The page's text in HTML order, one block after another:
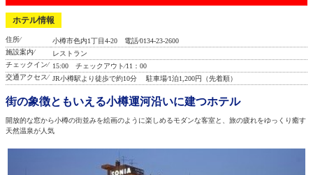
ホテル情報
住所⁄
小樽市色内1丁目4-20 電話⁄0134-23-2600
施設案内⁄
レストラン
チェックイン⁄ 15:00 チェックアウト⁄11：00
交通アクセス⁄ JR小樽駅より徒歩で約10分 駐車場⁄1泊1,200円（先着順）
街の象徴ともいえる小樽運河沿いに建つホテル
開放的な窓から小樽の街並みを絵画のように楽しめるモダンな客室と、旅の疲れをゆっくり癒す
天然温泉が人気